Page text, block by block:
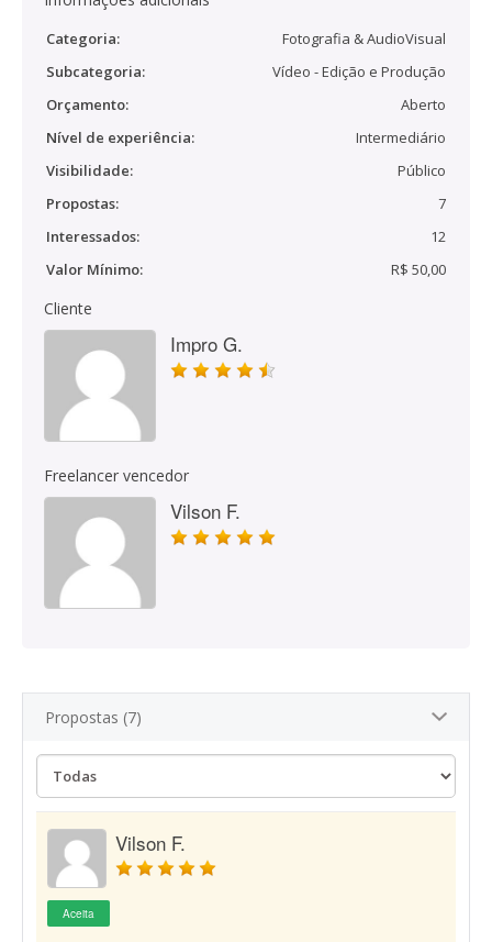
Categoria:
Fotografia & AudioVisual
Subcategoria:
Vídeo - Edição e Produção
Orçamento:
Aberto
Nível de experiência:
Intermediário
Visibilidade:
Público
Propostas:
7
Interessados:
12
Valor Mínimo:
R$ 50,00
Cliente
Impro G.
Freelancer vencedor
Vilson F.
Propostas (7)
Vilson F.
Aceita